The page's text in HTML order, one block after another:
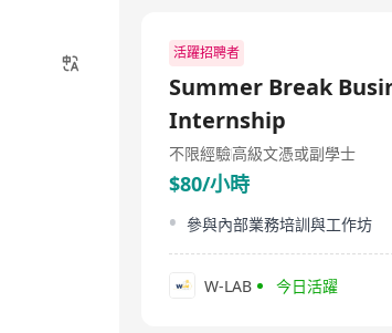
務、風險管理、家族財富規劃資訊
族辦公室主理人及服務商的商業需求。 （二）公
HKAFO致力於為客戶提供一站式、
辦公室服務。我們深度洞悉每位客
精心打造定制化的家族財富規劃資
劃方案，並巧妙融合金融、法律、
尖資源，為客戶提供無縫銜接的一
責任與可持續發展，力求在促進家
辦公室相關人士和不同背景的專業
活躍招聘者
Summer Break
Internship
不限經驗高級文憑或副學士
$80/小時
參與內部業務培訓與工作坊
W-LAB 今日活躍